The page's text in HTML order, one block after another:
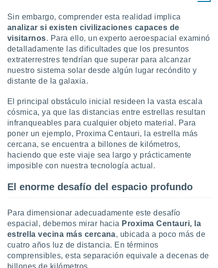
Puedes
acceder a
web a
abono
únicos
similares
sitio
IP
posible
traten tus
en
interés
a lo que
Para
Sin embargo, comprender esta realidad implica
analizar si existen civilizaciones capaces de
visitarnos. Para ello, un experto aeroespacial examinó
detalladamente las dificultades que los presuntos
extraterrestres tendrían que superar para alcanzar
nuestro sistema solar desde algún lugar recóndito y
distante de la galaxia.
El principal obstáculo inicial resideen la vasta escala
cósmica, ya que las distancias entre estrellas resultan
infranqueables para cualquier objeto material. Para
poner un ejemplo, Proxima Centauri, la estrella más
cercana, se encuentra a billones de kilómetros,
haciendo que este viaje sea largo y prácticamente
imposible con nuestra tecnología actual.
El enorme desafío del espacio profundo
Para dimensionar adecuadamente este desafío
espacial, debemos mirar hacia Proxima Centauri, la
estrella vecina más cercana, ubicada a poco más de
cuatro años luz de distancia. En términos
comprensibles, esta separación equivale a decenas de
billones de kilómetros.